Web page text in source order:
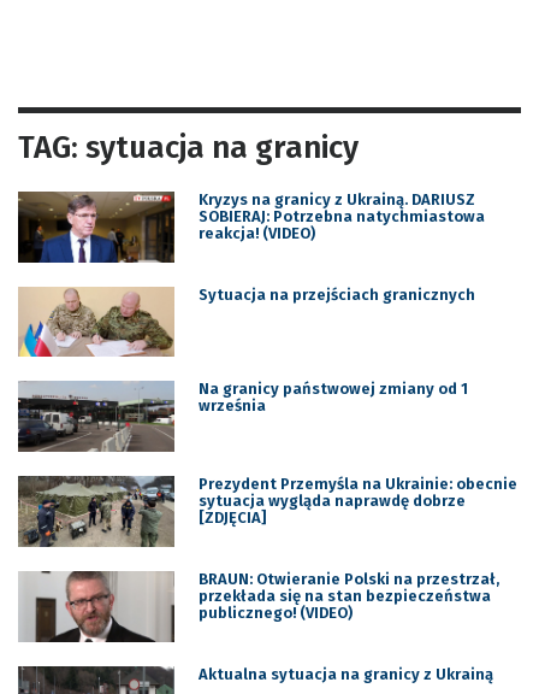
TAG: sytuacja na granicy
Kryzys na granicy z Ukrainą. DARIUSZ
SOBIERAJ: Potrzebna natychmiastowa
reakcja! (VIDEO)
Sytuacja na przejściach granicznych
Na granicy państwowej zmiany od 1
września
Prezydent Przemyśla na Ukrainie: obecnie
sytuacja wygląda naprawdę dobrze
[ZDJĘCIA]
BRAUN: Otwieranie Polski na przestrzał,
przekłada się na stan bezpieczeństwa
publicznego! (VIDEO)
Aktualna sytuacja na granicy z Ukrainą